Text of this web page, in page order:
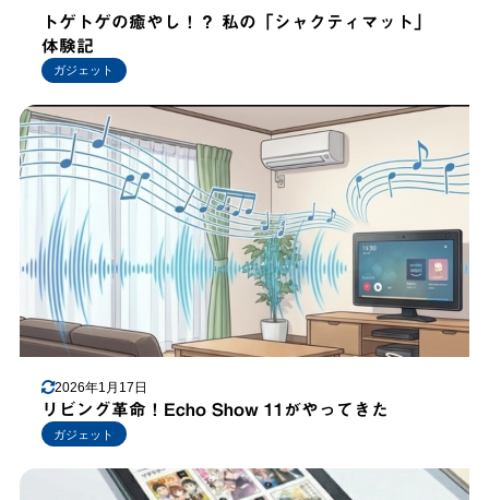
トゲトゲの癒やし！？ 私の「シャクティマット」
体験記
ガジェット
2026年1月17日
リビング革命！Echo Show 11がやってきた
ガジェット